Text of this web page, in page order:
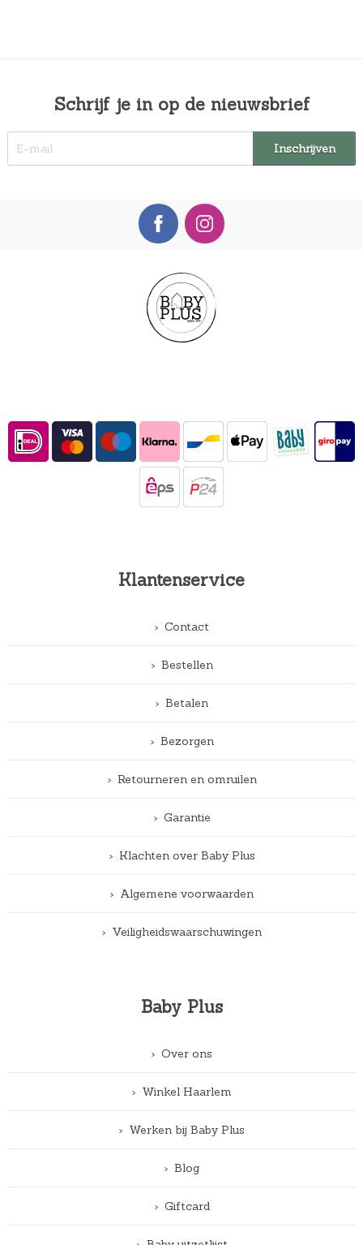
Schrijf je in op de nieuwsbrief
Klantenservice
Contact
Bestellen
Betalen
Bezorgen
Retourneren en omruilen
Garantie
Klachten over Baby Plus
Algemene voorwaarden
Veiligheidswaarschuwingen
Baby Plus
Over ons
Winkel Haarlem
Werken bij Baby Plus
Blog
Giftcard